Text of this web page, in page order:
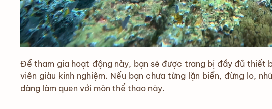
Để tham gia hoạt động này, bạn sẽ được trang bị đầy đủ thiết
viên giàu kinh nghiệm. Nếu bạn chưa từng lặn biển, đừng lo,
dàng làm quen với môn thể thao này.